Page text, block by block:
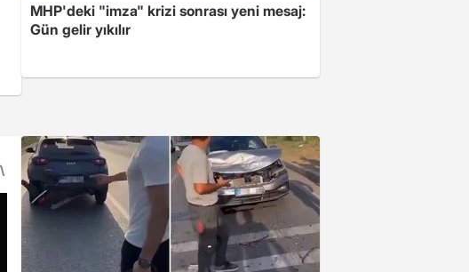
MHP'deki "imza" krizi sonrası yeni mesaj:
Gün gelir yıkılır